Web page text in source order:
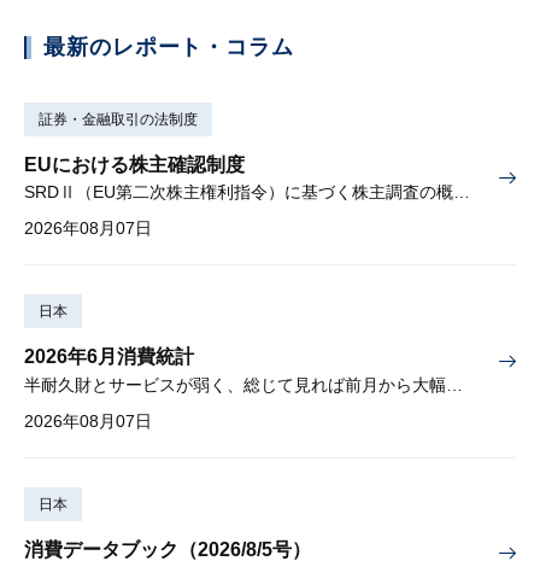
最新のレポート・コラム
証券・金融取引の法制度
EUにおける株主確認制度
SRDⅡ（EU第二次株主権利指令）に基づく株主調査の概要と課題
2026年08月07日
日本
2026年6月消費統計
2026年08月07日
日本
消費データブック（2026/8/5号）